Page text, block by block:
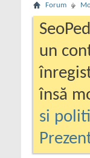
Forum
un
însă
si